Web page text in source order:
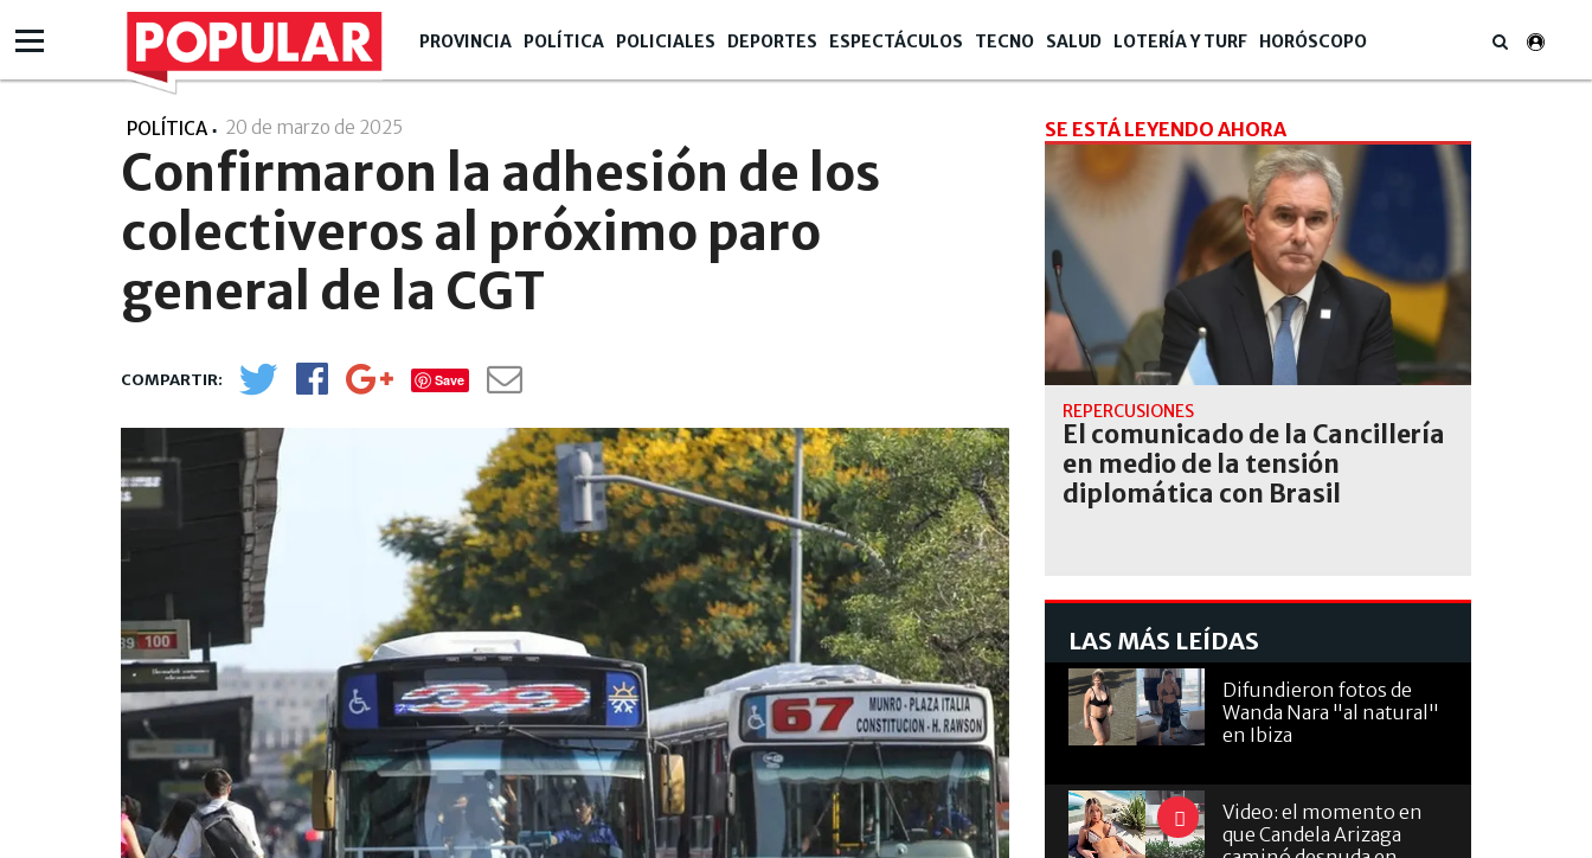
PROVINCIA POLÍTICA POLICIALES DEPORTES ESPECTÁCULOS TECNO SALUD LOTERÍA Y TURF HORÓSCOPO
POLÍTICA 20 de marzo de 2025
Confirmaron la adhesión de los
colectiveros al próximo paro
general de la CGT
Save
SE ESTÁ LEYENDO AHORA
REPERCUSIONES
El comunicado de la Cancillería
en medio de la tensión
diplomática con Brasil
LAS MÁS LEÍDAS
Difundieron fotos de
Wanda Nara "al natural"
en Ibiza
Video: el momento en
que Candela Arizaga